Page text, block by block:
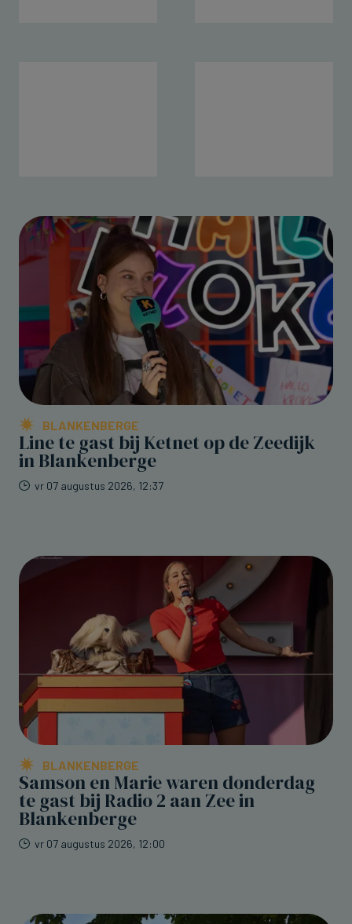
BLANKENBERGE
Line te gast bij Ketnet op de Zeedijk
in Blankenberge
vr 07 augustus 2026, 12:37
BLANKENBERGE
Samson en Marie waren donderdag
te gast bij Radio 2 aan Zee in
Blankenberge
vr 07 augustus 2026, 12:00